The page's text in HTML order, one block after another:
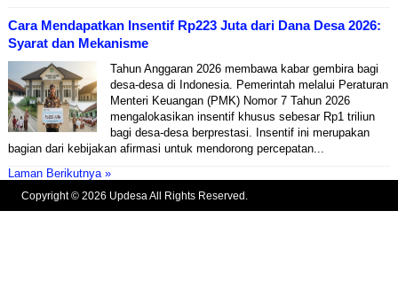
Cara Mendapatkan Insentif Rp223 Juta dari Dana Desa 2026:
Syarat dan Mekanisme
Tahun Anggaran 2026 membawa kabar gembira bagi
desa-desa di Indonesia. Pemerintah melalui Peraturan
Menteri Keuangan (PMK) Nomor 7 Tahun 2026
mengalokasikan insentif khusus sebesar Rp1 triliun
bagi desa-desa berprestasi. Insentif ini merupakan
bagian dari kebijakan afirmasi untuk mendorong percepatan...
Laman Berikutnya »
Copyright © 2026 Updesa All Rights Reserved.